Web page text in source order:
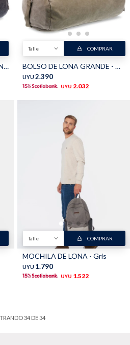
BOLSO DE LONA GRANDE - Negro
Talle COMPRAR
BOLSO DE LONA GRANDE - Oliva
UYU 2.390
UYU 2.032
Talle COMPRAR
MOCHILA DE LONA - Gris
UYU 1.790
UYU 1.522
34DE34